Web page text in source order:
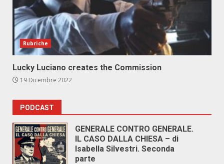
Rubriche
Lucky Luciano creates the Commission
19 Dicembre 2022
PODCAST
GENERALE CONTRO GENERALE.
IL CASO DALLA CHIESA – di
Isabella Silvestri. Seconda
parte